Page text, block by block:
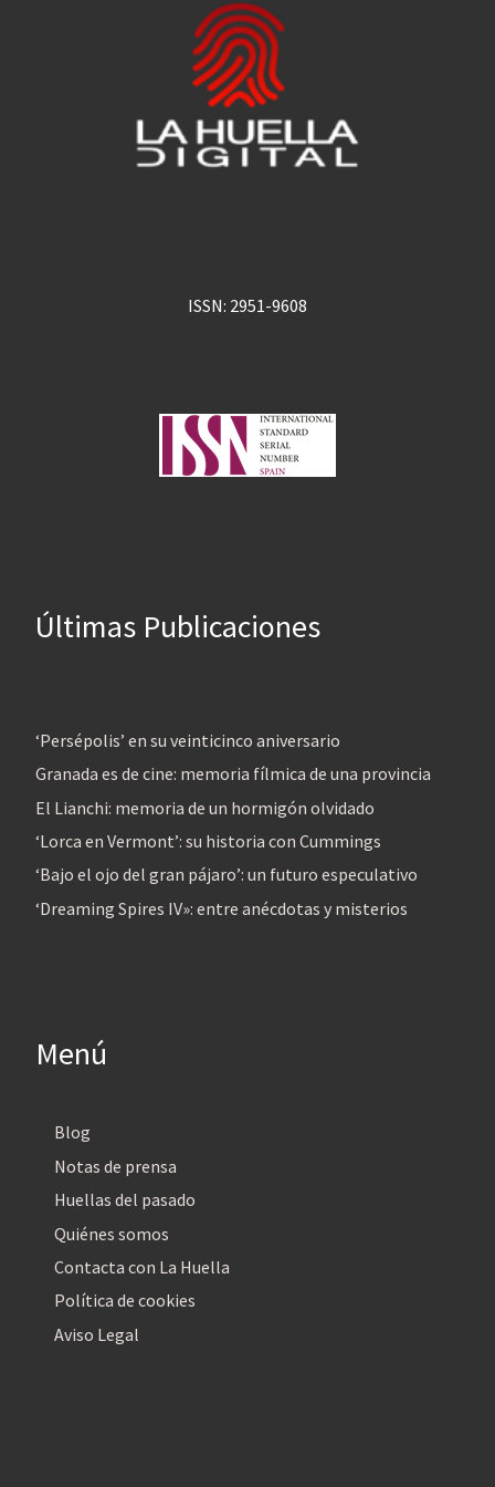
ISSN: 2951-9608
Últimas Publicaciones
‘Persépolis’ en su veinticinco aniversario
Granada es de cine: memoria fílmica de una provincia
El Lianchi: memoria de un hormigón olvidado
‘Lorca en Vermont’: su historia con Cummings
‘Bajo el ojo del gran pájaro’: un futuro especulativo
‘Dreaming Spires IV»: entre anécdotas y misterios
Menú
Blog
Notas de prensa
Huellas del pasado
Quiénes somos
Contacta con La Huella
Política de cookies
Aviso Legal